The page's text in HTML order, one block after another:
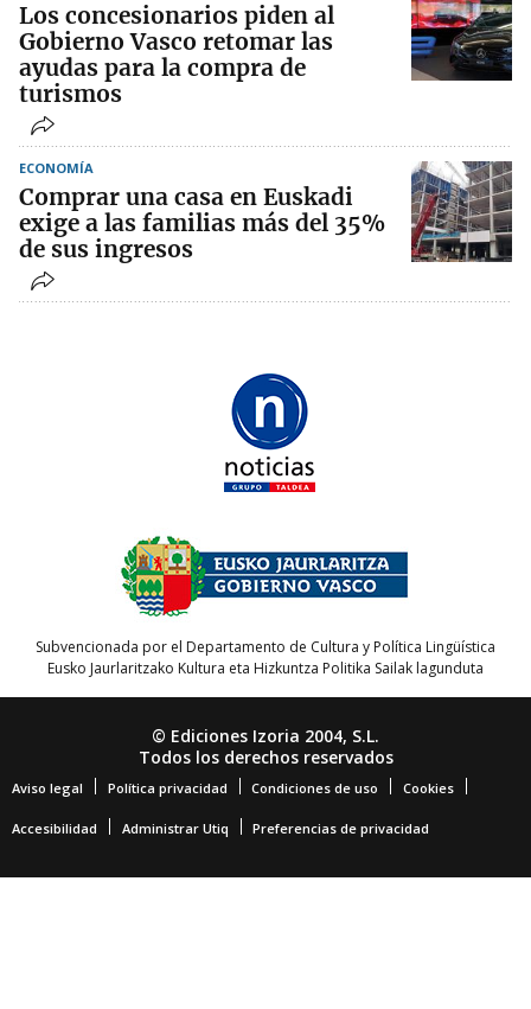
Los concesionarios piden al
Gobierno Vasco retomar las
ayudas para la compra de
turismos
ECONOMÍA
Comprar una casa en Euskadi
exige a las familias más del 35%
de sus ingresos
Subvencionada por el Departamento de Cultura y Política Lingüística
Eusko Jaurlaritzako Kultura eta Hizkuntza Politika Sailak lagunduta
© Ediciones Izoria 2004, S.L.
Todos los derechos reservados
Aviso legal Política privacidad Condiciones de uso Cookies
Accesibilidad Administrar Utiq Preferencias de privacidad